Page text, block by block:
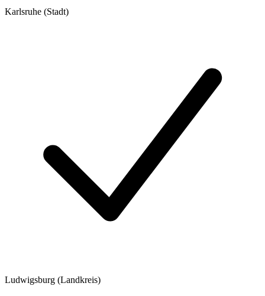
Karlsruhe (Stadt)
Ludwigsburg (Landkreis)